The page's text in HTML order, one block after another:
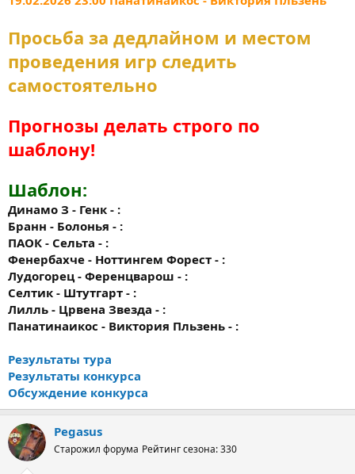
Просьба за дедлайном и местом
проведения игр следить
самостоятельно
Прогнозы делать строго по
шаблону!
Шаблон:
Динамо З - Генк - :
Бранн - Болонья - :
ПАОК - Сельта - :
Фенербахче - Ноттингем Форест - :
Лудогорец - Ференцварош - :
Селтик - Штутгарт - :
Лилль - Црвена Звезда - :
Панатинаикос - Виктория Пльзень - :
Результаты тура
Результаты конкурса
Обсуждение конкурса
Pegasus
Старожил форума Рейтинг сезона: 330